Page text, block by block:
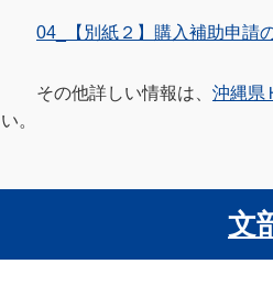
04_【別紙２】購入補助申請
その他詳しい情報は、 沖縄県
い。
文